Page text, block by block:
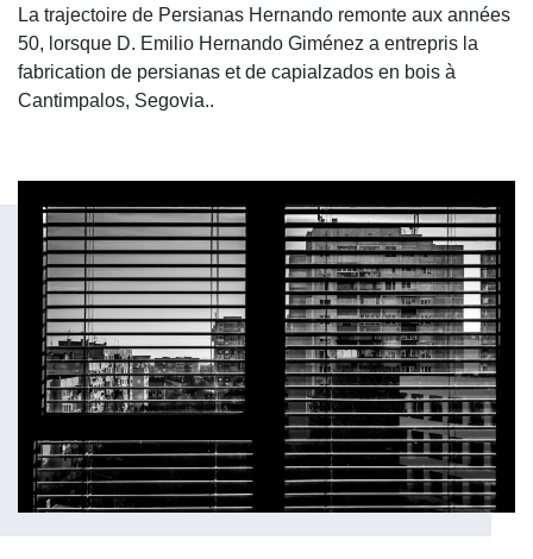
La trajectoire de Persianas Hernando remonte aux années
50, lorsque D. Emilio Hernando Giménez a entrepris la
fabrication de persianas et de capialzados en bois à
Cantimpalos, Segovia..